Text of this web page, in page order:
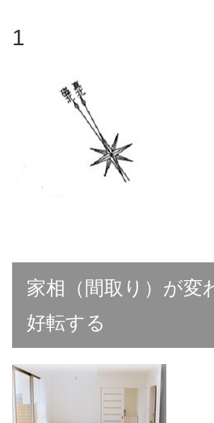
1
家相（間取り）が変
好転する